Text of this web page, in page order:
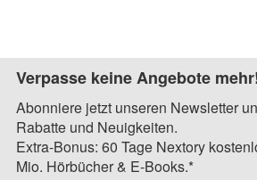
Verpasse keine Angebote
Abonniere jetzt unseren Newsletter
Rabatte und Neuigkeiten.
Extra-Bonus: 60 Tage Nextory
Mio. Hörbücher & E-Books.*